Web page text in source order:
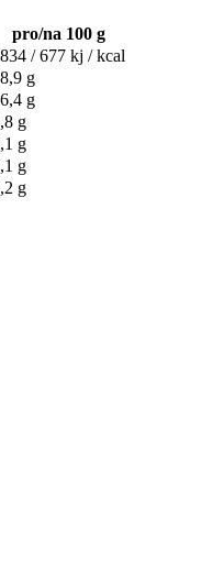
pro/na 100 g
/ 677 kj / kcal
g
g
g
g
g
g